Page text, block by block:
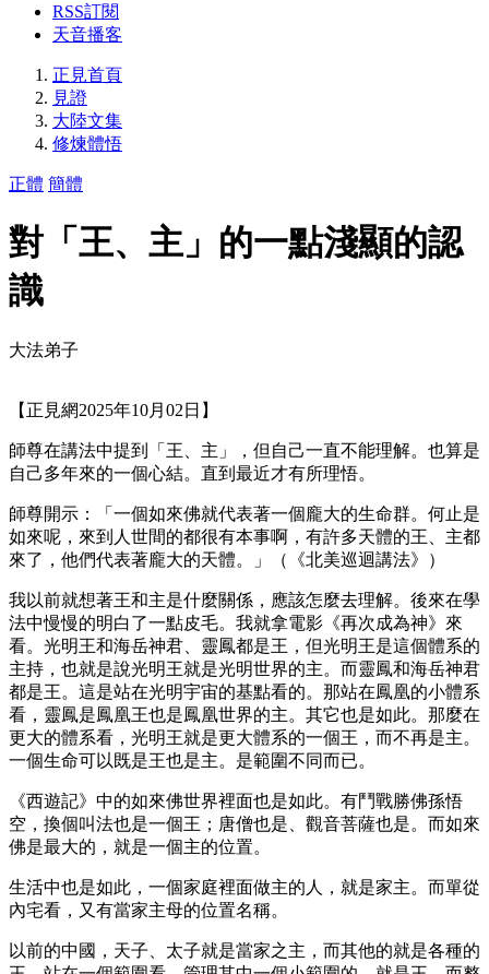
RSS訂閱
天音播客
正見首頁
見證
大陸文集
修煉體悟
正體 簡體
對「王、主」的一點淺顯的認
識
大法弟子
【正見網2025年10月02日】
師尊在講法中提到「王、主」，但自己一直不能理解。也算是
自己多年來的一個心結。直到最近才有所理悟。
師尊開示：「一個如來佛就代表著一個龐大的生命群。何止是
如來呢，來到人世間的都很有本事啊，有許多天體的王、主都
來了，他們代表著龐大的天體。」（《北美巡迴講法》）
我以前就想著王和主是什麼關係，應該怎麼去理解。後來在學
法中慢慢的明白了一點皮毛。我就拿電影《再次成為神》來
看。光明王和海岳神君、靈鳳都是王，但光明王是這個體系的
主持，也就是說光明王就是光明世界的主。而靈鳳和海岳神君
都是王。這是站在光明宇宙的基點看的。那站在鳳凰的小體系
看，靈鳳是鳳凰王也是鳳凰世界的主。其它也是如此。那麼在
更大的體系看，光明王就是更大體系的一個王，而不再是主。
一個生命可以既是王也是主。是範圍不同而已。
《西遊記》中的如來佛世界裡面也是如此。有鬥戰勝佛孫悟
空，換個叫法也是一個王；唐僧也是、觀音菩薩也是。而如來
佛是最大的，就是一個主的位置。
生活中也是如此，一個家庭裡面做主的人，就是家主。而單從
內宅看，又有當家主母的位置名稱。
以前的中國，天子、太子就是當家之主，而其他的就是各種的